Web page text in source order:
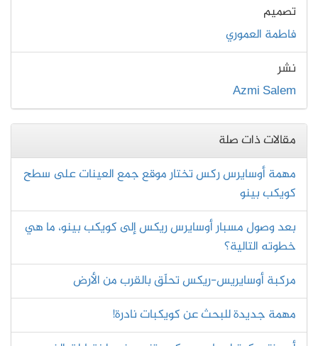
تصميم
فاطمة العموري
نشر
Azmi Salem
مقالات ذات صلة
مهمة أوسايرس ركس تختار موقع جمع العينات على سطح
كويكب بينو
بعد وصول مسبار أوسايرس ريكس إلى كويكب بينو، ما هي
خطوته التالية؟
مركبة أوسايريس-ريكس تحلّق بالقرب من الأرض
مهمة جديدة للبحث عن كويكبات نادرة!